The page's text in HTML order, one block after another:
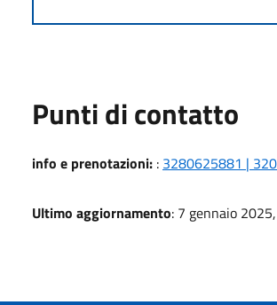
Punti di contatto
info e prenotazioni: : 3280625881 |
Ultimo aggiornamento: 7 gennaio